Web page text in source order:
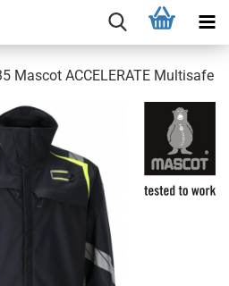
Mascot ACCELERATE Multisafe